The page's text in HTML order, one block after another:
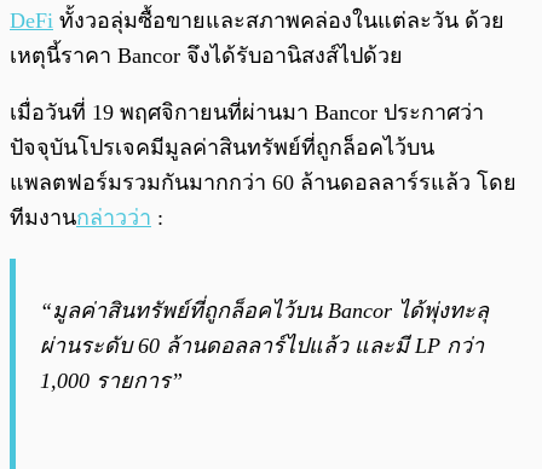
DeFi ทั้งวอลุ่มซื้อขายและสภาพคล่องในแต่ละวัน ด้วย
เหตุนี้ราคา Bancor จึงได้รับอานิสงส์ไปด้วย
เมื่อวันที่ 19 พฤศจิกายนที่ผ่านมา Bancor ประกาศว่า
ปัจจุบันโปรเจคมีมูลค่าสินทรัพย์ที่ถูกล็อคไว้บน
แพลตฟอร์มรวมกันมากกว่า 60 ล้านดอลลาร์รแล้ว โดย
ทีมงานกล่าวว่า :
“มูลค่าสินทรัพย์ที่ถูกล็อคไว้บน Bancor ได้พุ่งทะลุ
ผ่านระดับ 60 ล้านดอลลาร์ไปแล้ว และมี LP กว่า
1,000 รายการ”